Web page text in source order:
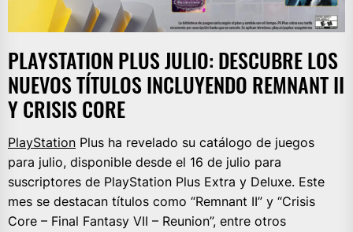
PLAYSTATION PLUS JULIO: DESCUBRE LOS
NUEVOS TÍTULOS INCLUYENDO REMNANT II
Y CRISIS CORE
PlayStation Plus ha revelado su catálogo de juegos
para julio, disponible desde el 16 de julio para
suscriptores de PlayStation Plus Extra y Deluxe. Este
mes se destacan títulos como “Remnant II” y “Crisis
Core – Final Fantasy VII – Reunion”, entre otros